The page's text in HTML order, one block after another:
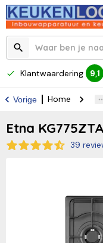
Klantwaardering 9,1
Vorige Home
Etna KG775ZTA
39